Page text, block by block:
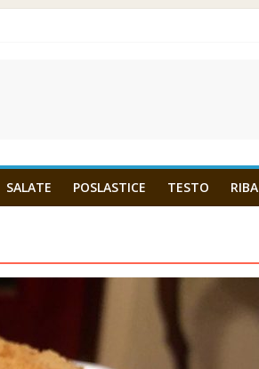
SALATE POSLASTICE TESTO RIBA